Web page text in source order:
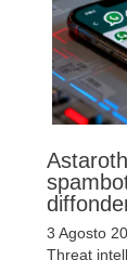
3 Agosto
Threat